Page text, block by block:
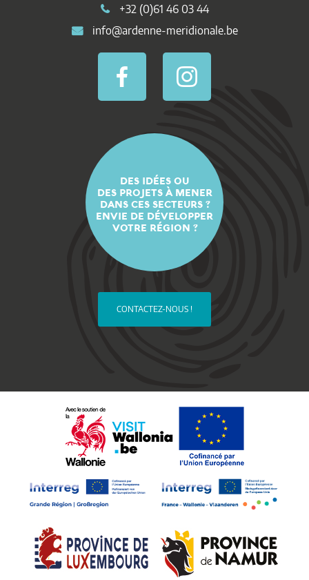
+32 (0)61 46 03 44
info@ardenne-meridionale.be
DES IDÉES OU
DES PROJETS À MENER
DANS CES SECTEURS ?
ENVIE DE DÉVELOPPER
VOTRE RÉGION ?
CONTACTEZ-NOUS !